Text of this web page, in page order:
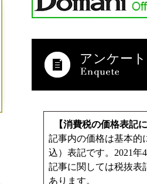
アンケート
【消費税の価格表記
記事内の価格は基本的
込）表記です。2021年
記事に関しては税抜表
あります。